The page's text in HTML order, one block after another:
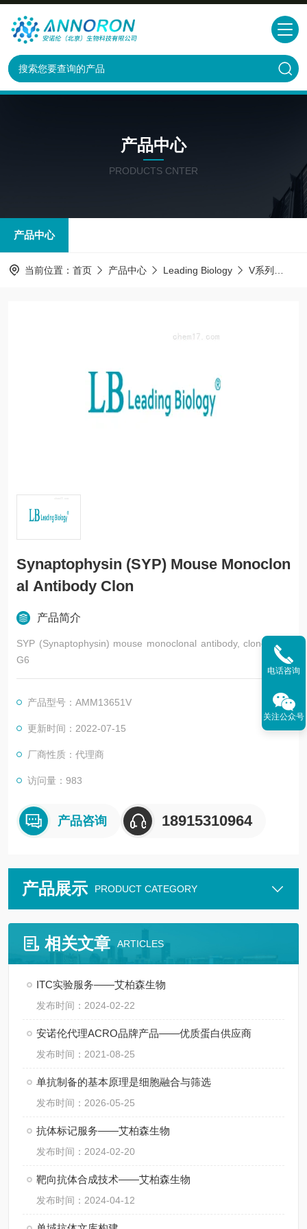
产品中心
PRODUCTS CNTER
产品中心
当前位置： 首页 产品中心 Leading Biology V系列
Synaptophysin (SYP) Mouse Monoclon
al Antibody Clon
产品简介
SYP (Synaptophysin) mouse monoclonal antibody, clone LBI1
G6
产品型号：AMM13651V
更新时间：2022-07-15
厂商性质：代理商
访问量：983
产品咨询 18915310964
产品展示 PRODUCT CATEGORY
相关文章 ARTICLES
ITC实验服务——艾柏森生物
发布时间：2024-02-22
安诺伦代理ACRO品牌产品——优质蛋白供应商
发布时间：2021-08-25
单抗制备的基本原理是细胞融合与筛选
发布时间：2026-05-25
抗体标记服务——艾柏森生物
发布时间：2024-02-20
靶向抗体合成技术——艾柏森生物
发布时间：2024-04-12
电话咨询
关注公众号